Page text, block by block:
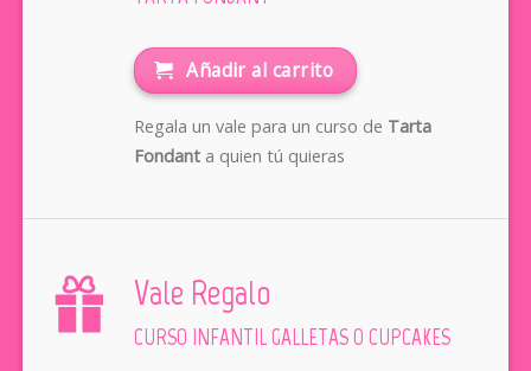
Añadir al carrito
Regala un vale para un curso de Tarta
Fondanta quien tú quieras
Vale Regalo
CURSO INFANTIL GALLETAS O CUPCAKES